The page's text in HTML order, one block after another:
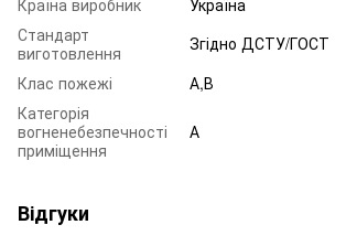
Стандарт
виготовлення
Згідно ДСТУ/ГОСТ
Клас пожежі
А,В
Категорія
вогненебезпечності
приміщення
А
Відгуки